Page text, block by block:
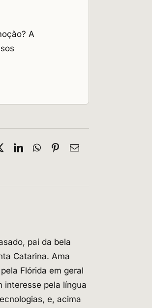
A
LinkedInWhatsApp
Pinterest
E-
pai da bela
Catarina. Ama
Flórida em geral
interesse pela língua
e, acima